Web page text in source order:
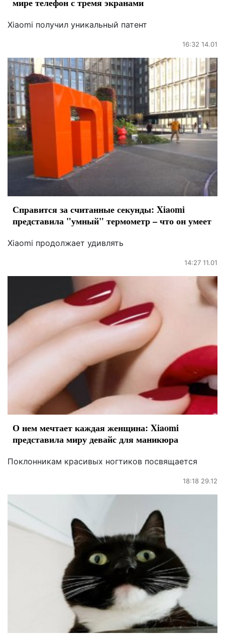
мире телефон с тремя экранами
Xiaomi получил уникальный патент
16:32 14.01
Справится за считанные секунды: Xiaomi
представила "умный" термометр – что он умеет
Xiaomi продолжает удивлять
14:27 11.01
О нем мечтает каждая женщина: Xiaomi
представила миру девайс для маникюра
Поклонникам красивых ногтиков посвящается
18:18 29.12